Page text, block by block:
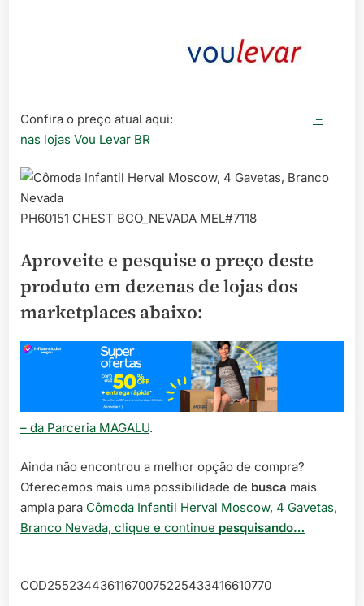
Confira o preço atual aqui:
–
nas lojas Vou Levar BR
PH60151 CHEST BCO_NEVADA MEL#7118
Aproveite e pesquise o preço deste
produto em dezenas de lojas dos
marketplaces abaixo:
– da Parceria MAGALU.
Ainda não encontrou a melhor opção de compra?
Oferecemos mais uma possibilidade de busca mais
ampla para Cômoda Infantil Herval Moscow, 4 Gavetas,
Branco Nevada, clique e continue pesquisando…
COD25523443611670075225433416610770